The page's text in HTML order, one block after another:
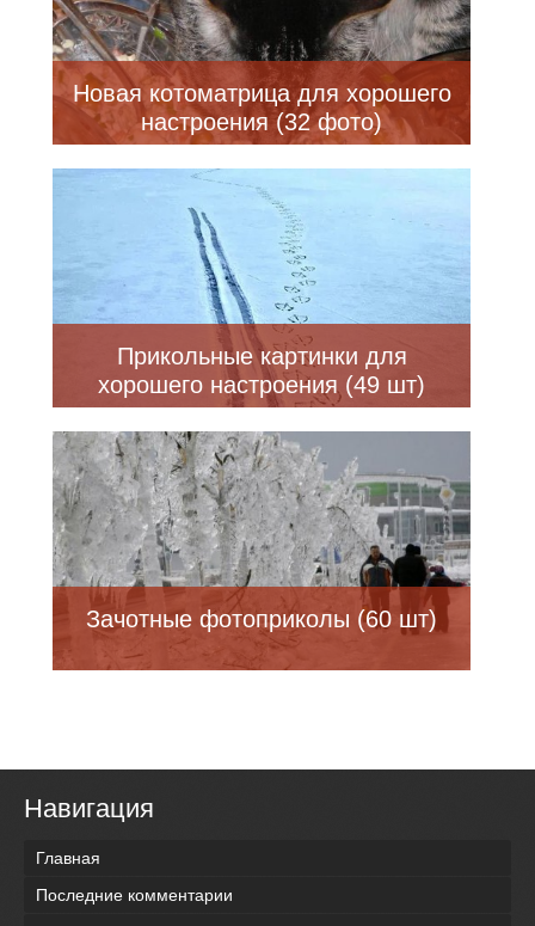
Новая котоматрица для хорошего
настроения (32 фото)
Прикольные картинки для
хорошего настроения (49 шт)
Зачотные фотоприколы (60 шт)
Навигация
Главная
Последние комментарии